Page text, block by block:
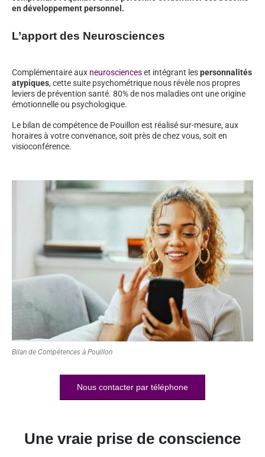
en développement personnel.
L’apport des Neurosciences
Complémentaire aux neuroscienceset intégrant lespersonnalités
atypiques, cette suite psychométrique nous révèle nos propres
leviers de prévention santé. 80% de nos maladies ont une origine
émotionnelle ou psychologique.
Le bilan de compétence de Pouillon est réalisé sur-mesure, aux
horaires à votre convenance, soit près de chez vous, soit en
visioconférence.
Bilan de Compétences à Pouillon
Nous contacter par téléphone
Une vraie prise de conscience